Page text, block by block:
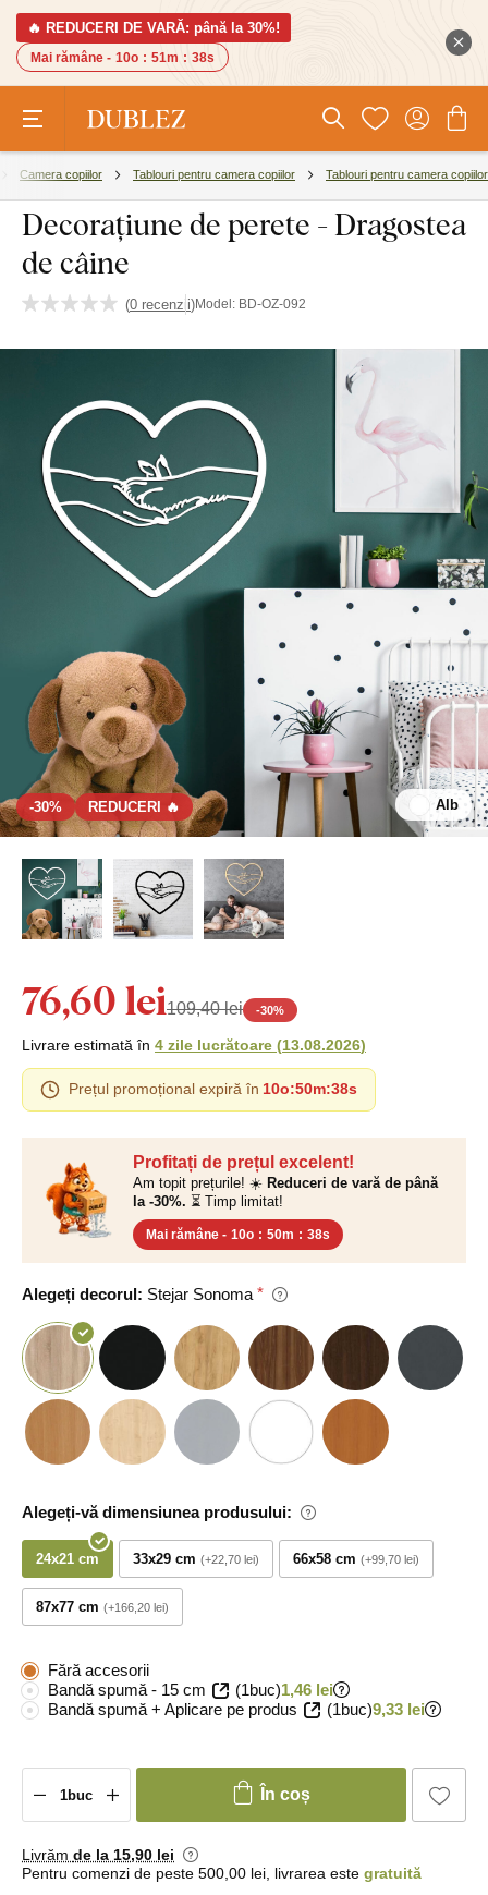
🔥 REDUCERI DE VARĂ: până la 30%!
Mai rămâne - 10o : 51m : 38s
Camera copiilor Tablouri pentru camera copiilor Tablouri pentru camera copiilor
Decorațiune de perete - Dragostea
de câine
(0 recenzii)Model: BD-OZ-092
-30% REDUCERI 🔥 Alb
Profitați de prețul excelent!
Am topit prețurile! ☀️ Reduceri de vară de până
la -30%. ⏳ Timp limitat!
Mai rămâne - 10o : 50m : 37s
Alegeți decorul: Stejar Sonoma
Alegeți-vă dimensiunea produsului:
24x21 cm 33x29 cm +22,70 lei 66x58 cm +99,70 lei
87x77 cm +166,20 lei
76,60 lei109,40 lei -30%
Livrare estimată în 4 zile lucrătoare (13.08.2026)
Prețul promoțional expiră în 10o:50m:37s
Fără accesorii
Bandă spumă - 15 cm
(1buc)1,46 lei
Bandă spumă + Aplicare pe produs
(1buc)9,33 lei
În coș
Livrăm de la 15,90 lei
Pentru comenzi de peste 500,00 lei, livrarea este gratuită